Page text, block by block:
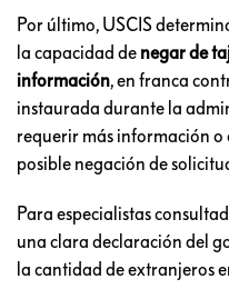
Por último, USCIS
la capacidad de negar de
información, en franca
instaurada durante la
requerir más información
posible negación de
Para especialistas
una clara declaración del
la cantidad de extranjeros